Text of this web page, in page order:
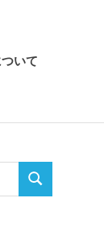
いて
検
索